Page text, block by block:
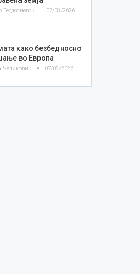
Златко Теодосиевски 07/08/2026
како безбедносно
во Европа
Челиковиќ 07/08/2026